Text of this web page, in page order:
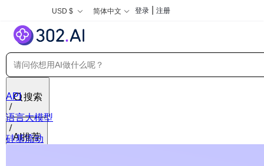
USD $ 简体中文 登录 注册
搜索
AI推荐
API
语言大模型
硅基流动